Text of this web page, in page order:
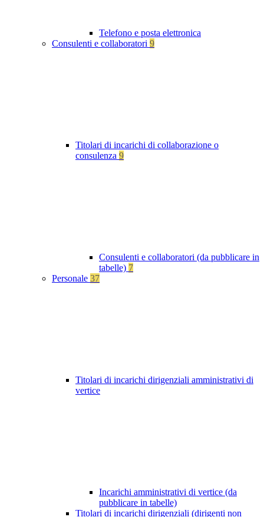
Telefono e posta elettronica
Consulenti e collaboratori 9
Titolari di incarichi di collaborazione o
consulenza 9
Consulenti e collaboratori (da pubblicare in
tabelle) 7
Personale 37
Titolari di incarichi dirigenziali amministrativi di
vertice
Incarichi amministrativi di vertice (da
pubblicare in tabelle)
Titolari di incarichi dirigenziali (dirigenti non